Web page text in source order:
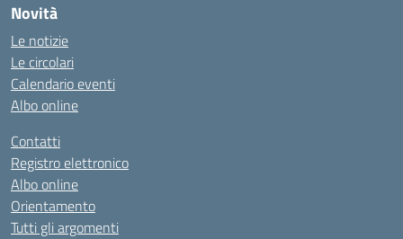
Novità
Le notizie
Le circolari
Calendario eventi
Albo online
Contatti
Registro elettronico
Albo online
Orientamento
Tutti gli argomenti